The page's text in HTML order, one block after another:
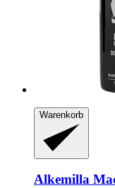
Warenkorb
Alkemilla